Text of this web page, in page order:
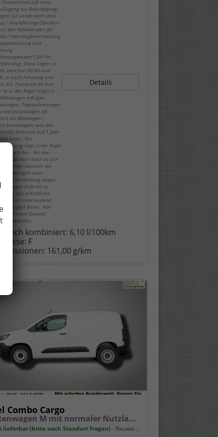
Deutschland (oft ohne
Zugang zur Besichtigung).
Sie vorab nach dem
/ Auslieferungs-Standort
den Nebenkosten für
/ Fahrzeugbereitstellung
und
für Ihr
Diese liegen in
zwischen 60,00 und
je nach Fahrzeug und
Ein Transport an Ihre
ist in der Regel möglich.
erfolgen
Tageszulassungen
oft
als Mietwagen /
Ersatzwagen, was den
AU Zeitraum auf 1 Jahr
kann. Die
liegt in der Regel
Deutsch bei. Bei den
Bildern kann es sich
handeln die
oder
Ausstattung zeigen,
nur gegen Aufpreis zu
sind. Die schriftliche
ist entscheidend,
gezeigten Bilder. Alle
sind ohne Gewähr.
vorbehalten.
Details
kombiniert: 6,10 l/100km
-Klasse: F
-Emissionen: 161,00 g/km
Combo Cargo
Kastenwagen M mit normaler Nutzlast 1.5 Diesel 6-Gang
lieferbar (bitte nach Standort fragen) Neuwagen